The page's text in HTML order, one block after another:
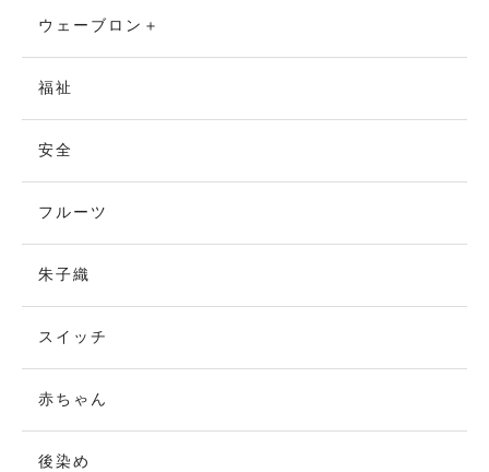
ウェーブロン＋
福祉
安全
フルーツ
朱子織
スイッチ
赤ちゃん
後染め